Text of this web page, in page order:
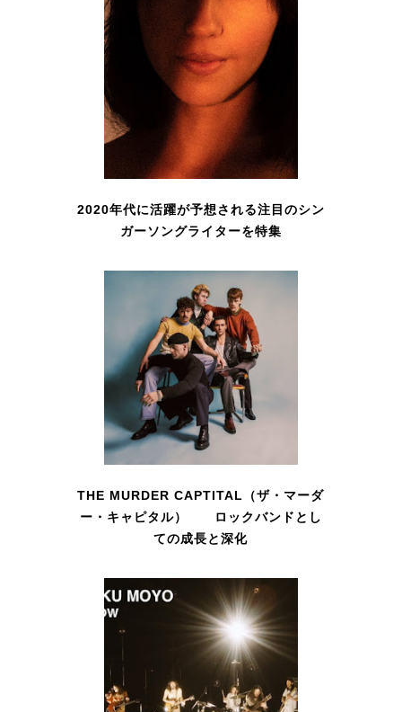
2020年代に活躍が予想される注目のシン
ガーソングライターを特集
THE MURDER CAPTITAL（ザ・マーダ
ー・キャピタル） ロックバンドとし
ての成長と深化